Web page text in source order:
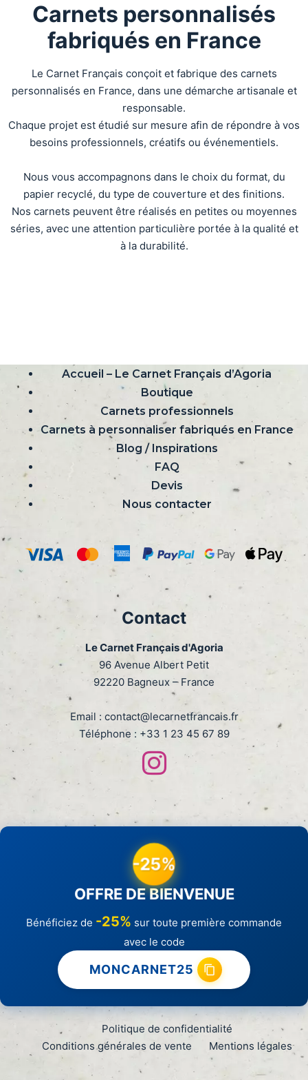
Carnets personnalisés
fabriqués en France
Le Carnet Français conçoit et fabrique des carnets
personnalisés en France, dans une démarche artisanale et
responsable.
Chaque projet est étudié sur mesure afin de répondre à vos
besoins professionnels, créatifs ou événementiels.
Nous vous accompagnons dans le choix du format, du
papier recyclé, du type de couverture et des finitions.
Nos carnets peuvent être réalisés en petites ou moyennes
séries, avec une attention particulière portée à la qualité et
à la durabilité.
Accueil – Le Carnet Français d’Agoria
Boutique
Carnets professionnels
Carnets à personnaliser fabriqués en France
Blog / Inspirations
FAQ
Devis
Nous contacter
Contact
Le Carnet Français d'Agoria
96 Avenue Albert Petit
92220 Bagneux – France
Email : contact@lecarnetfrancais.fr
Téléphone : +33 1 23 45 67 89
-25%
OFFRE DE BIENVENUE
Bénéficiez de -25% sur toute première commande
avec le code
MONCARNET25
Politique de confidentialité
Conditions générales de vente
Mentions légales